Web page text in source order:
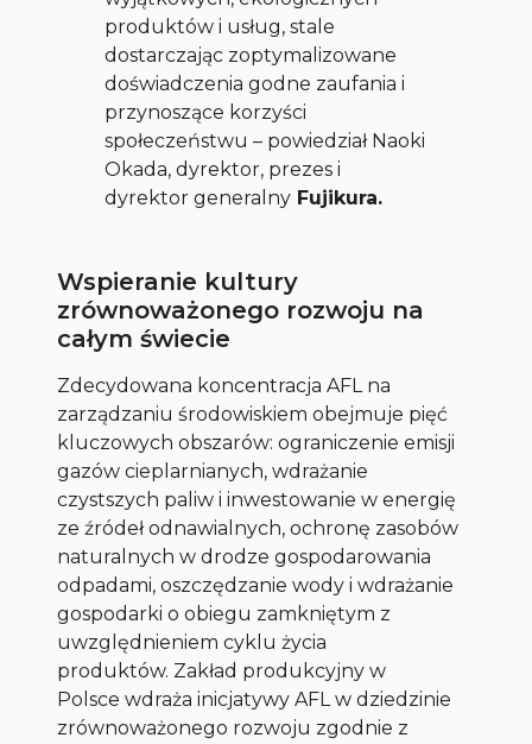
produktów i usług, stale
dostarczając zoptymalizowane
doświadczenia godne zaufania i
przynoszące korzyści
społeczeństwu – powiedział Naoki
Okada, dyrektor, prezes i
dyrektor generalny Fujikura.
Wspieranie kultury
zrównoważonego rozwoju na
całym świecie
Zdecydowana koncentracja AFL na
zarządzaniu środowiskiem obejmuje pięć
kluczowych obszarów: ograniczenie emisji
gazów cieplarnianych, wdrażanie
czystszych paliw i inwestowanie w energię
ze źródeł odnawialnych, ochronę zasobów
naturalnych w drodze gospodarowania
odpadami, oszczędzanie wody i wdrażanie
gospodarki o obiegu zamkniętym z
uwzględnieniem cyklu życia
produktów. Zakład produkcyjny w
Polsce wdraża inicjatywy AFL w dziedzinie
zrównoważonego rozwoju zgodnie z